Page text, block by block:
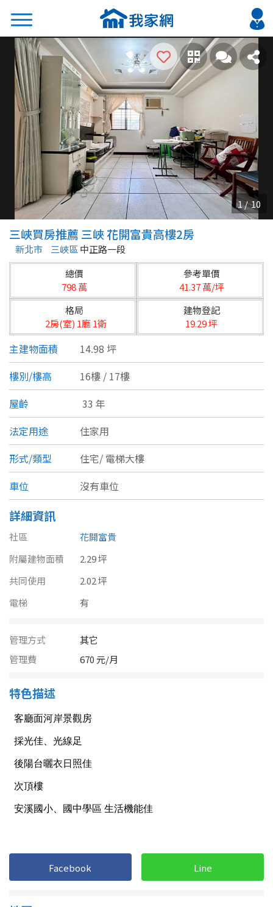
搜尋
熱門關鍵字
2026 台北降價好屋限量釋出
2026 新北降價好屋限量釋出
2026 台中降價好屋限量釋出
2026 台南降價好屋限量釋出
2026 高雄降價好屋限量釋出
縣市
不限
台北市
基隆市
新北市
宜蘭縣
桃園市
新竹市
新竹縣
苗栗縣
台中市
雲林縣
嘉義市
台南市
澎湖縣
屏東縣
台東縣
區域
類型(可複選)
公寓
別墅 透天厝
農舍 辦公
坪數
不拘
60~70 坪
80坪以上
樓層
不拘
3樓 4樓
5~10樓 11~20樓
三峽買房推薦 三峽 花開富貴高樓2房
新北市 三峽區 中正路一段
總價
798 萬
參考單價
41.37 萬/坪
格局
2房(室) 1廳 1衛
建物登記
19.29 坪
主建物面積
14.98 坪
樓別/樓高
16樓 / 17樓
屋齡
33 年
法定用途
住家用
形式/類型
住宅/ 電梯大樓
車位
沒有車位
詳細資訊
社區
花開富貴
附屬建物面積
2.29 坪
共同使用
2.02 坪
電梯
有
管理方式
其它
管理費
670 元/月
特色描述
Facebook Line